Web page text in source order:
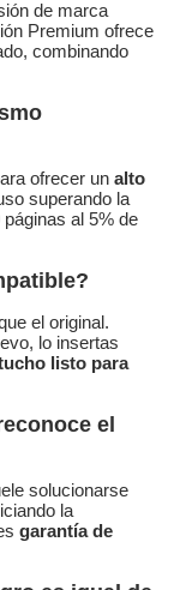
de marca
Premium ofrece
combinando
ofrecer un alto
superando la
al 5% de
el original.
lo insertas
listo para
el
solucionarse
la
garantía de